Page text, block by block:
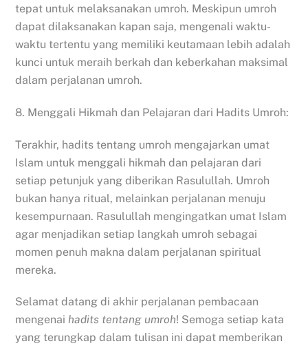
tepat untuk melaksanakan umroh. Meskipun umroh
dapat dilaksanakan kapan saja, mengenali waktu-
waktu tertentu yang memiliki keutamaan lebih adalah
kunci untuk meraih berkah dan keberkahan maksimal
dalam perjalanan umroh.
8. Menggali Hikmah dan Pelajaran dari Hadits Umroh:
Terakhir, hadits tentang umroh mengajarkan umat
Islam untuk menggali hikmah dan pelajaran dari
setiap petunjuk yang diberikan Rasulullah. Umroh
bukan hanya ritual, melainkan perjalanan menuju
kesempurnaan. Rasulullah mengingatkan umat Islam
agar menjadikan setiap langkah umroh sebagai
momen penuh makna dalam perjalanan spiritual
mereka.
Selamat datang di akhir perjalanan pembacaan
mengenaihadits tentang umroh! Semoga setiap kata
yang terungkap dalam tulisan ini dapat memberikan